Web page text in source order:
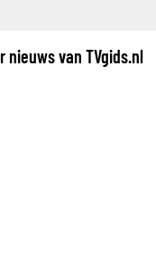
nieuws van TVgids.nl